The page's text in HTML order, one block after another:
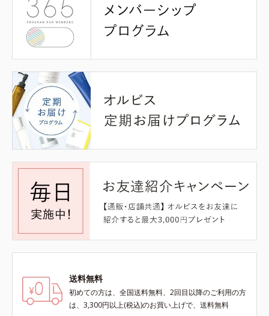
送料無料
初めての方は、全国送料無料、2回目以降のご利用の方
は、3,300円以上(税込)のお買い上げで、送料無料